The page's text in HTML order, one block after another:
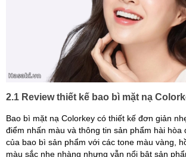
2.1 Review thiết kế bao bì mặt nạ
Bao bì mặt nạ Colorkey có thiết kế đơn giản
điểm nhấn màu và thông tin sản phẩm hài hòa
của bao bì sản phẩm với các tone màu vàng,
màu sắc nhẹ nhàng nhưng vẫn nổi bật sản